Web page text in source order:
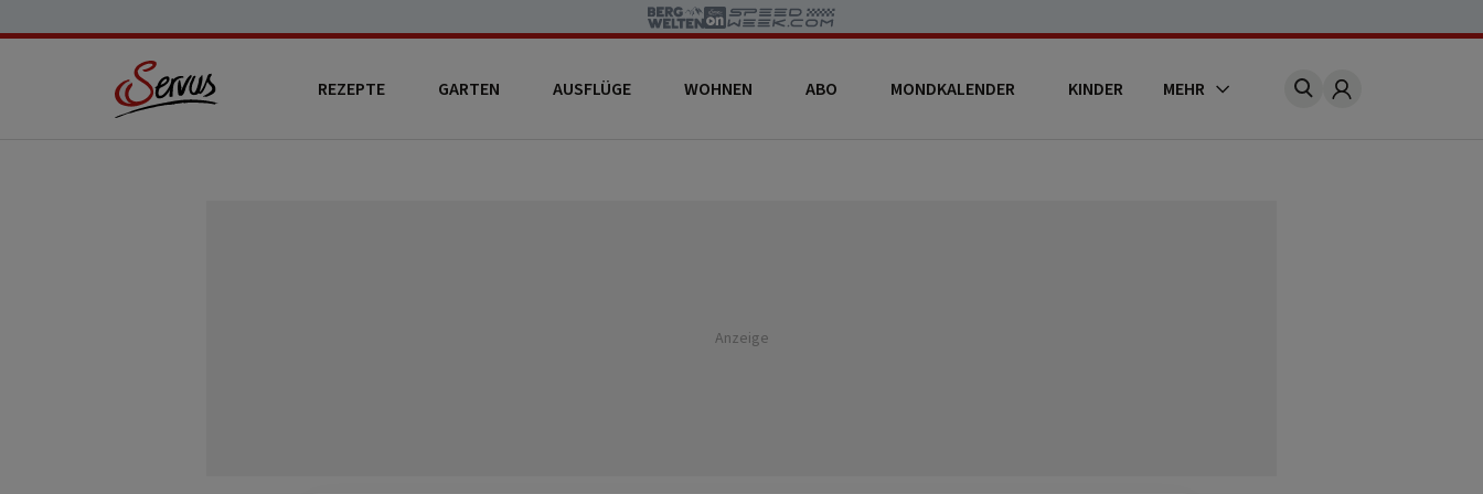
REZEPTE GARTEN AUSFLÜGE WOHNEN ABO MONDKALENDER KINDER MEHR Account
Anzeige